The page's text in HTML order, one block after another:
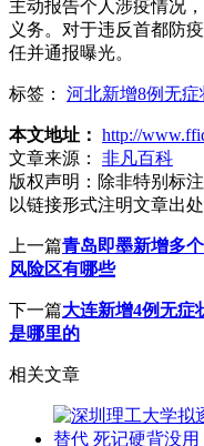
主动报告个人涉疫情况
义务。对于违反首都防
任并通报曝光。
标签： 河北新增8例无
本文地址： http://
文章来源：
非凡百科
版权声明： 除非特别标
以链接形式注明文章出处
上一篇青岛即墨新增多
风险区有哪些
下一篇大连新增4例无症
是哪里的
相关文章